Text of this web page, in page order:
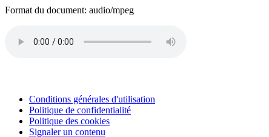
Format du document: audio/mpeg
Conditions générales d'utilisation
Politique de confidentialité
Politique des cookies
Signaler un contenu